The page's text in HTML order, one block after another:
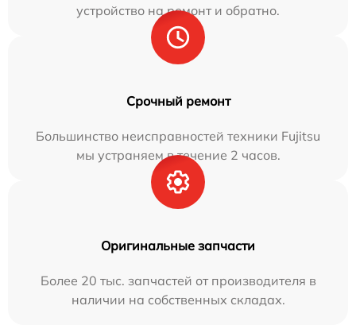
устройство на ремонт и обратно.
Срочный ремонт
Большинство неисправностей техники Fujitsu
мы устраняем в течение 2 часов.
Оригинальные запчасти
Более 20 тыс. запчастей от производителя в
наличии на собственных складах.